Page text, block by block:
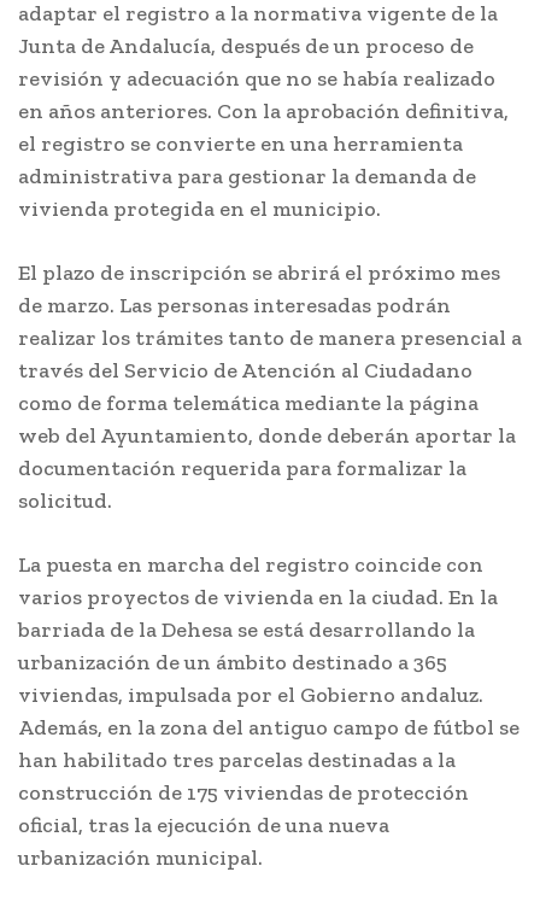
adaptar el registro a la normativa vigente de la
Junta de Andalucía, después de un proceso de
revisión y adecuación que no se había realizado
en años anteriores. Con la aprobación definitiva,
el registro se convierte en una herramienta
administrativa para gestionar la demanda de
vivienda protegida en el municipio.
El plazo de inscripción se abrirá el próximo mes
de marzo. Las personas interesadas podrán
realizar los trámites tanto de manera presencial a
través del Servicio de Atención al Ciudadano
como de forma telemática mediante la página
web del Ayuntamiento, donde deberán aportar la
documentación requerida para formalizar la
solicitud.
La puesta en marcha del registro coincide con
varios proyectos de vivienda en la ciudad. En la
barriada de la Dehesa se está desarrollando la
urbanización de un ámbito destinado a 365
viviendas, impulsada por el Gobierno andaluz.
Además, en la zona del antiguo campo de fútbol se
han habilitado tres parcelas destinadas a la
construcción de 175 viviendas de protección
oficial, tras la ejecución de una nueva
urbanización municipal.